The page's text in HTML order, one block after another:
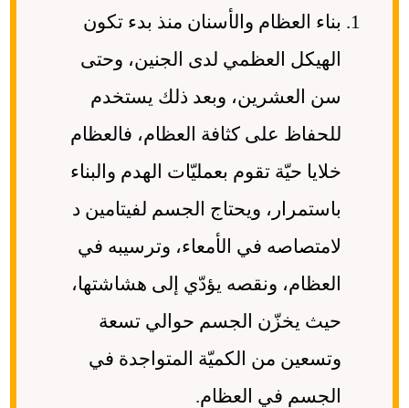
بناء العظام والأسنان منذ بدء تكون
الهيكل العظمي لدى الجنين، وحتى
سن العشرين، وبعد ذلك يستخدم
للحفاظ على كثافة العظام، فالعظام
خلايا حيّة تقوم بعمليّات الهدم والبناء
باستمرار، ويحتاج الجسم لفيتامين د
لامتصاصه في الأمعاء، وترسيبه في
العظام، ونقصه يؤدّي إلى هشاشتها،
حيث يخزّن الجسم حوالي تسعة
وتسعين من الكميّة المتواجدة في
الجسم في العظام.